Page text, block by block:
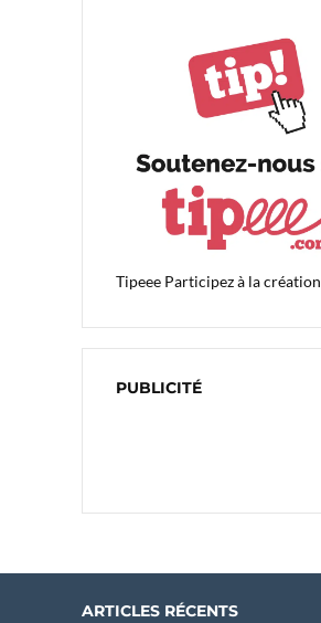
Tipeee Participez à la création
PUBLICITÉ
ARTICLES RÉCENTS